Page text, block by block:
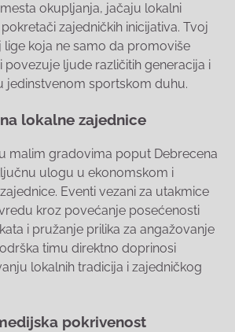
okupljanja, jačaju lokalni
zajedničkih inicijativa. Tvoj
lige koja ne samo da promoviše
povezuje ljude različitih generacija i
jedinstvenom sportskom duhu.
lokalne zajednice
malim gradovima poput Debrecena
ulogu u ekonomskom i
Eventi vezani za utakmice
kroz povećanje posećenosti
i pružanje prilika za angažovanje
timu direktno doprinosi
lokalnih tradicija i zajedničkog
pokrivenost